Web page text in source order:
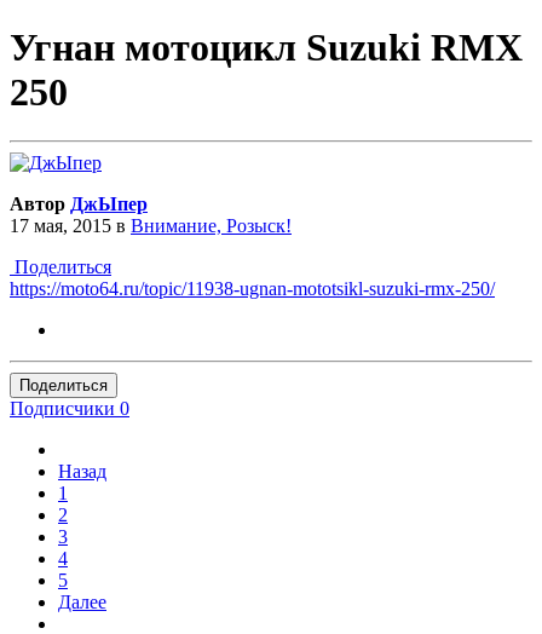
Угнан мотоцикл Suzuki RMX
250
Автор ДжЫпер
17 мая, 2015 в Внимание, Розыск!
Поделиться
https://moto64.ru/topic/11938-ugnan-mototsikl-suzuki-rmx-250/
Поделиться
Подписчики 0
Назад
1
2
3
4
5
Далее